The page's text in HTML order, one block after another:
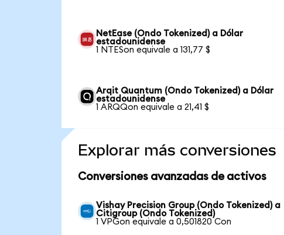
NetEase (Ondo Tokenized) a Dólar
estadounidense
1 NTESon equivale a 131,77 $
Arqit Quantum (Ondo Tokenized) a Dólar
estadounidense
1 ARQQon equivale a 21,41 $
Explorar más conversiones
Conversiones avanzadas de activos
Vishay Precision Group (Ondo Tokenized) a
Citigroup (Ondo Tokenized)
1 VPGon equivale a 0,501820 Con